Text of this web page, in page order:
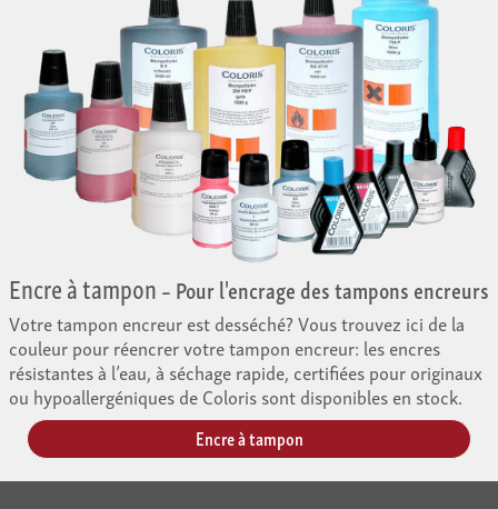
Encre à tampon– Pour l'encrage des tampons encreurs
Votre tampon encreur est desséché? Vous trouvez ici de la
couleur pour réencrer votre tampon encreur: les encres
résistantes à l’eau, à séchage rapide, certifiées pour originaux
ou hypoallergéniques de Coloris sont disponibles en stock.
Encre à tampon